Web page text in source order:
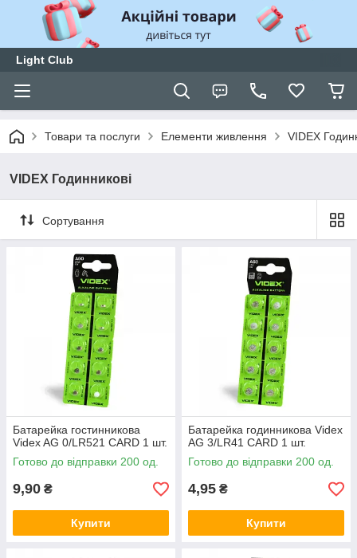
Light Club
Товари та послуги Елементи живлення VIDEX
VIDEX Годинникові
Сортування
Батарейка гостинникова
Videx AG 0/LR521 CARD 1 шт.
Готово до відправки 200 од.
9,90 ₴
Купити
Батарейка годинникова Videx
AG 3/LR41 CARD 1 шт.
Готово до відправки 200 од.
4,95 ₴
Купити